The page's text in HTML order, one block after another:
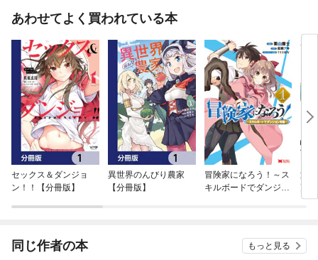
あわせてよく買われている本
セックス＆ダンジョ
ン！！【分冊版】
異世界のんびり農家
【分冊版】
冒険家になろう！～ス
キルボードでダンジョ
辺
更
る
同じ作者の本 もっと見る